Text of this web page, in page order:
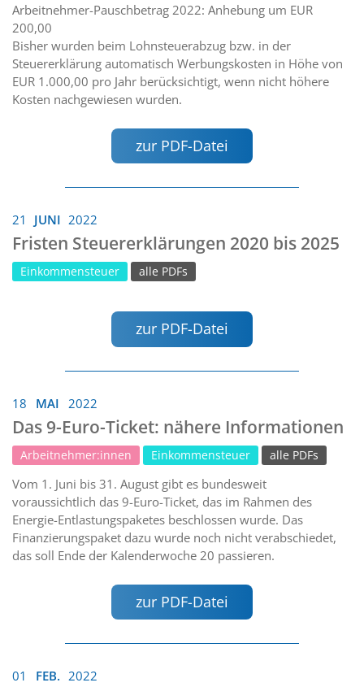
Arbeitnehmer-Pauschbetrag 2022: Anhebung um EUR
200,00
Bisher wurden beim Lohnsteuerabzug bzw. in der
Steuererklärung automatisch Werbungskosten in Höhe von
EUR 1.000,00 pro Jahr berücksichtigt, wenn nicht höhere
Kosten nachgewiesen wurden.
zur PDF-Datei
21 JUNI 2022
Fristen Steuererklärungen 2020 bis 2025
Einkommensteuer alle PDFs
zur PDF-Datei
18 MAI 2022
Das 9-Euro-Ticket: nähere Informationen
Arbeitnehmer:innen Einkommensteuer alle PDFs
Vom 1. Juni bis 31. August gibt es bundesweit
voraussichtlich das 9-Euro-Ticket, das im Rahmen des
Energie-Entlastungspaketes beschlossen wurde. Das
Finanzierungspaket dazu wurde noch nicht verabschiedet,
das soll Ende der Kalenderwoche 20 passieren.
zur PDF-Datei
01 FEB. 2022